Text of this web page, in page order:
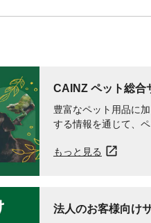
CAINZ ペット総合
豊富なペット用品に
する情報を通じて、
もっと見る
法人のお客様向け